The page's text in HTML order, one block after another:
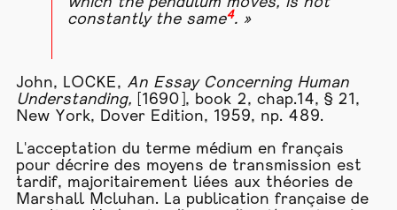
which the pendulum moves, is not
constantly the same4. »
John, LOCKE, An Essay Concerning Human
Understanding, [1690], book 2, chap.14, § 21,
New York, Dover Edition, 1959, np. 489.
L'acceptation du terme médium en français
pour décrire des moyens de transmission est
tardif, majoritairement liées aux théories de
Marshall Mcluhan. La publication française de